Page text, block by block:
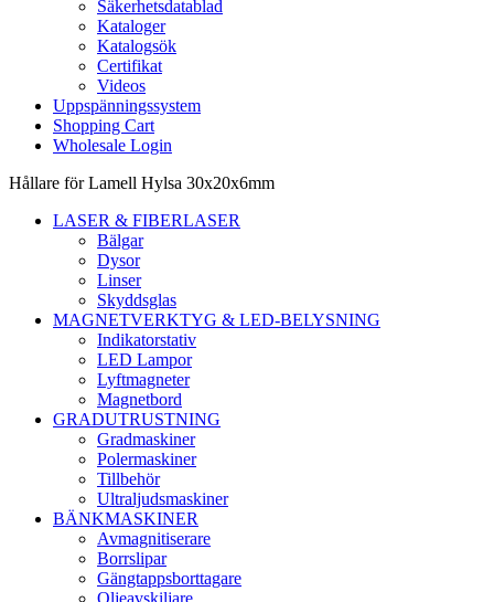
Säkerhetsdatablad
Kataloger
Katalogsök
Certifikat
Videos
Uppspänningssystem
Shopping Cart
Wholesale Login
Hållare för Lamell Hylsa 30x20x6mm
LASER & FIBERLASER
Bälgar
Dysor
Linser
Skyddsglas
MAGNETVERKTYG & LED-BELYSNING
Indikatorstativ
LED Lampor
Lyftmagneter
Magnetbord
GRADUTRUSTNING
Gradmaskiner
Polermaskiner
Tillbehör
Ultraljudsmaskiner
BÄNKMASKINER
Avmagnitiserare
Borrslipar
Gängtappsborttagare
Oljeavskiljare